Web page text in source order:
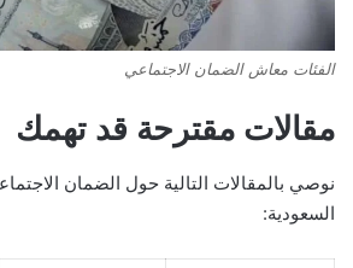
الفئات معاش الضمان الاجتماعي
مقالات مقترحة قد تهمك
نوصي بالمقالات التالية حول الضمان
السعودية: